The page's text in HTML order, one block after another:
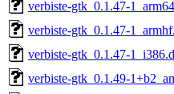
verbiste-gtk_0.1.47-
verbiste-gtk_0.1.47-
verbiste-gtk_0.1.47-
verbiste-gtk_0.1.49-